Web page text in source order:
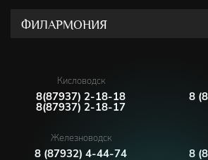
ФИЛАРМОНИЯ
Кисловодск
8(87937) 2-18-18
8(87937) 2-18-17
8
Железноводск
8 (87932) 4-44-74 8